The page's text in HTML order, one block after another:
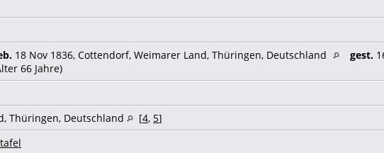
18 Nov 1836, Cottendorf, Weimarer Land, Thüringen, Deutschland gest.
66 Jahre)
Thüringen, Deutschland [4, 5]